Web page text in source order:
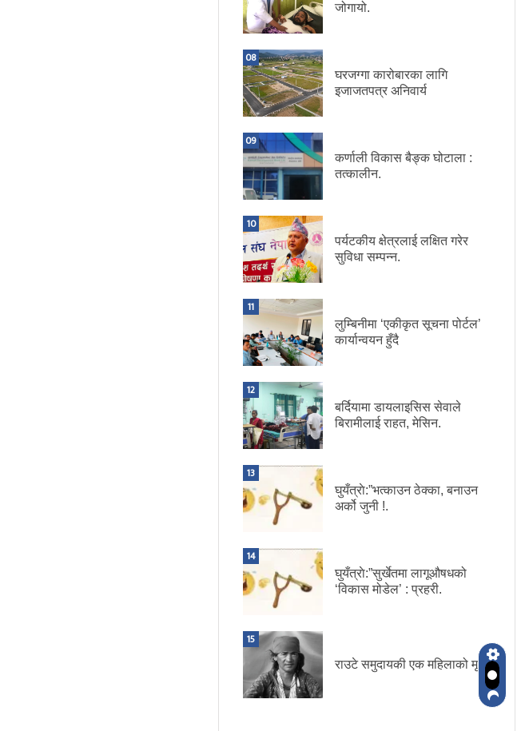
जोगायो.
08
घरजग्गा कारोबारका लागि
इजाजतपत्र अनिवार्य
09
कर्णाली विकास बैङ्क घोटाला :
तत्कालीन.
10
पर्यटकीय क्षेत्रलाई लक्षित गरेर
सुविधा सम्पन्न.
11
लुम्बिनीमा ‘एकीकृत सूचना पोर्टल’
कार्यान्वयन हुँदै
12
बर्दियामा डायलाइसिस सेवाले
बिरामीलाई राहत, मेसिन.
13
घुयँत्राे:”भत्काउन ठेक्का, बनाउन
अर्को जुनी !.
14
घुयँत्राे:”सुर्खेतमा लागूऔषधको
‘विकास मोडेल’ : प्रहरी.
15
राउटे समुदायकी एक महिलाको मृत्यु